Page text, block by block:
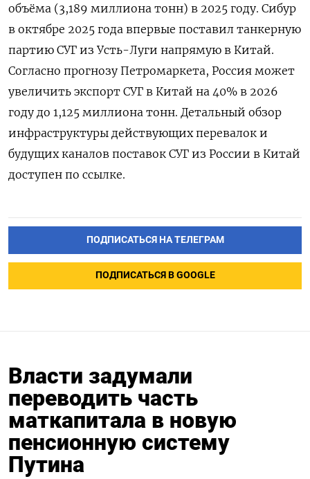
объёма (3,189 миллиона тонн) в 2025 году. Сибур
‌в октябре 2025 года впервые поставил танкерную
партию СУГ из Усть-Луги напрямую в Китай.
Согласно прогнозу Петромаркета, Россия может
увеличить экспорт СУГ ​в Китай на 40% в 2026
году до 1,125 миллиона тонн. Детальный обзор
инфраструктуры действующих ‌перевалок и
будущих каналов поставок СУГ из России в Китай
доступен по ссылке.
ПОДПИСАТЬСЯ НА ТЕЛЕГРАМ
ПОДПИСАТЬСЯ В GOOGLE
Власти задумали
переводить часть
маткапитала в новую
пенсионную систему
Путина